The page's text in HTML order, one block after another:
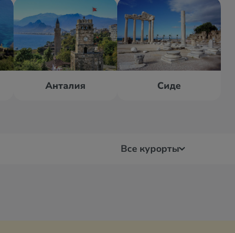
Анталия Сиде
Все курорты